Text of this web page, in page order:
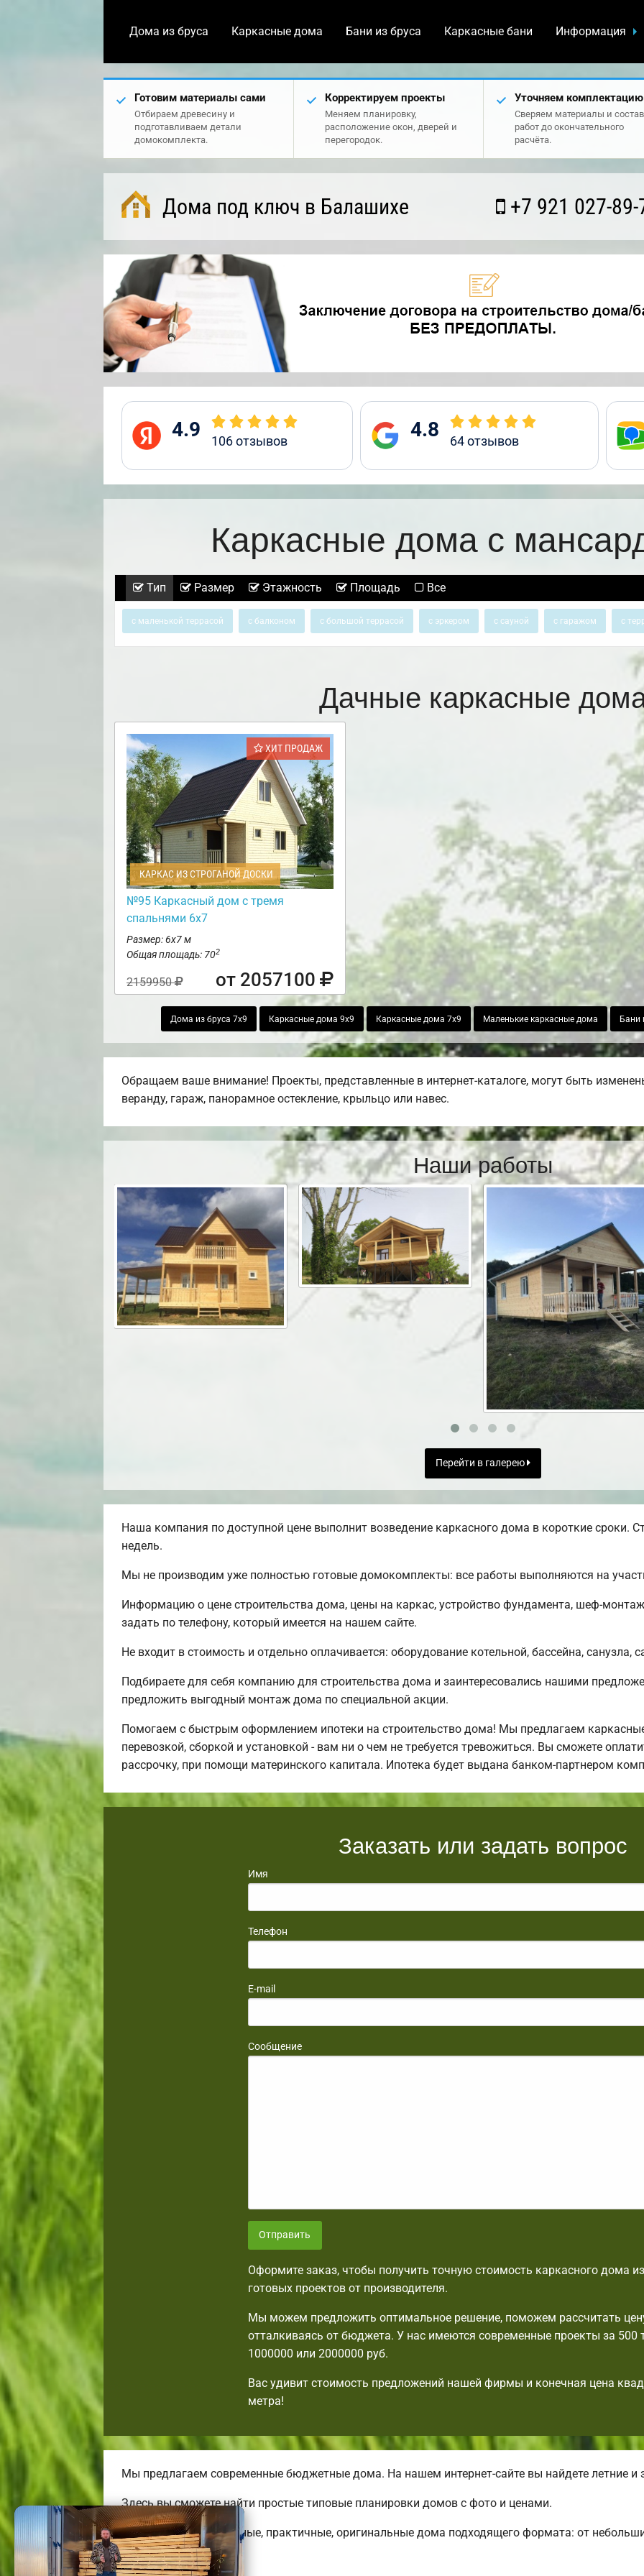
Дома из бруса Каркасные дома Бани из бруса Каркасные бани Информация
Готовим материалы сами
Отбираем древесину и
подготавливаем детали
домокомплекта.
Корректируем проекты
Меняем планировку,
расположение окон, дверей и
перегородок.
Уточняем комплектацию
Сверяем материалы и состав
работ до окончательного
расчёта.
Дома под ключ в Балашихе +7 921 027-89-
4.9 106отзывов 4.8 64отзывов
Каркасные дома с
Тип Размер Этажность Площадь Все
с маленькой террасой с балконом с большой террасой с эркером с сауной с гаражом с
Дачные каркасные
ХИТ ПРОДАЖ
КАРКАС ИЗ СТРОГАНОЙ ДОСКИ
№95 Каркасный дом с тремя
спальнями 6х7
Размер: 6х7 м
Общая площадь: 702
2159950 от 2057100
Дома из бруса 7х9 Каркасные дома 9х9 Каркасные дома 7х9 Маленькие каркасные дома Бани
Обращаем ваше внимание! Проекты, представленные в интернет-каталоге, могут быть
веранду, гараж, панорамное остекление, крыльцо или навес.
Наши работы
Перейти в галерею
Наша компания по доступной цене выполнит возведение каркасного дома в короткие сроки.
недель.
Мы не производим уже полностью готовые домокомплекты: все работы выполняются на
Информацию о цене строительства дома, цены на каркас, устройство фундамента, шеф-
задать по телефону, который имеется на нашем сайте.
Не входит в стоимость и отдельно оплачивается: оборудование котельной, бассейна,
Подбираете для себя компанию для строительства дома и заинтересовались нашими
предложить выгодный монтаж дома по специальной акции.
Помогаем с быстрым оформлением ипотеки на строительство дома! Мы предлагаем
перевозкой, сборкой и установкой - вам ни о чем не требуется тревожиться. Вы сможете
рассрочку, при помощи материнского капитала. Ипотека будет выдана банком-партнером
Заказать или задать вопрос
Имя
Телефон
E-mail
Сообщение
Отправить
Оформите заказ, чтобы получить точную стоимость каркасного дома
готовых проектов от производителя.
Мы можем предложить оптимальное решение, поможем рассчитать
отталкиваясь от бюджета. У нас имеются современные проекты за 500
1000000 или 2000000 руб.
Вас удивит стоимость предложений нашей фирмы и конечная цена
метра!
Мы предлагаем современные бюджетные дома. На нашем интернет-сайте вы найдете летние
Здесь вы сможете найти простые типовые планировки домов с фото и ценами.
Строим привлекательные, практичные, оригинальные дома подходящего формата: от
огромных коттеджей.